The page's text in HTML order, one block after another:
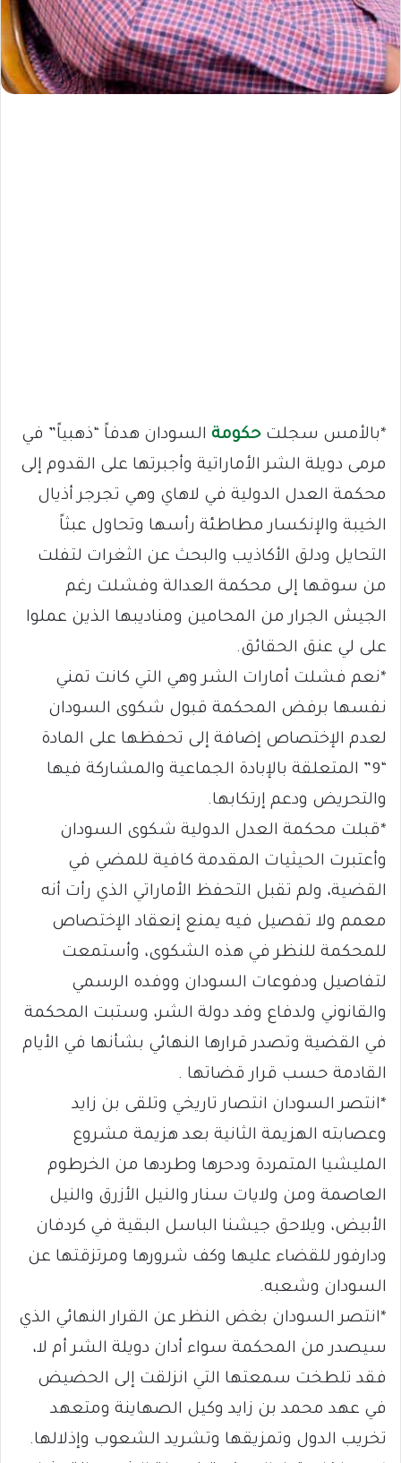
*بالأمس سجلت حكومة السودان هدفاً “ذهبياً” في
مرمى دويلة الشر الأماراتية وأجبرتها على القدوم إلى
محكمة العدل الدولية في لاهاي وهي تجرجر أذيال
الخيبة والإنكسار مطاطئة رأسها وتحاول عبثاً
التحايل ودلق الأكاذيب والبحث عن الثغرات لتفلت
من سوقها إلى محكمة العدالة وفشلت رغم
الجيش الجرار من المحامين ومناديبها الذين عملوا
على لي عنق الحقائق.
*نعم فشلت أمارات الشر وهي التي كانت تمني
نفسها برفض المحكمة قبول شكوى السودان
لعدم الإختصاص إضافة إلى تحفظها على المادة
“9” المتعلقة بالإبادة الجماعية والمشاركة فيها
والتحريض ودعم إرتكابها.
*قبلت محكمة العدل الدولية شكوى السودان
وأعتبرت الحيثيات المقدمة كافية للمضي في
القضية، ولم تقبل التحفظ الأماراتي الذي رأت أنه
معمم ولا تفصيل فيه يمنع إنعقاد الإختصاص
للمحكمة للنظر في هذه الشكوى، وأستمعت
لتفاصيل ودفوعات السودان ووفده الرسمي
والقانوني ولدفاع وفد دولة الشر، وستبت المحكمة
في القضية وتصدر قرارها النهائي بشأنها في الأيام
القادمة حسب قرار قضاتها .
*انتصر السودان انتصار تاريخي وتلقى بن زايد
وعصابته الهزيمة الثانية بعد هزيمة مشروع
المليشيا المتمردة ودحرها وطردها من الخرطوم
العاصمة ومن ولايات سنار والنيل الأزرق والنيل
الأبيض، ويلاحق جيشنا الباسل البقية في كردفان
ودارفور للقضاء عليها وكف شرورها ومرتزقتها عن
السودان وشعبه.
*انتصر السودان بغض النظر عن القرار النهائي الذي
سيصدر من المحكمة سواء أدان دويلة الشر أم لا،
فقد تلطخت سمعتها التي انزلقت إلى الحضيض
في عهد محمد بن زايد وكيل الصهاينة ومتعهد
تخريب الدول وتمزيقها وتشريد الشعوب وإذلالها.